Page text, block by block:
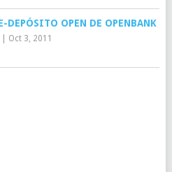
DEPÓSITO OPEN DE OPENBANK
Oct 3, 2011